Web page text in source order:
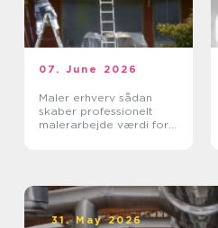
07. June 2026
Maler erhverv sådan
skaber professionelt
malerarbejde værdi for
31. May 2026